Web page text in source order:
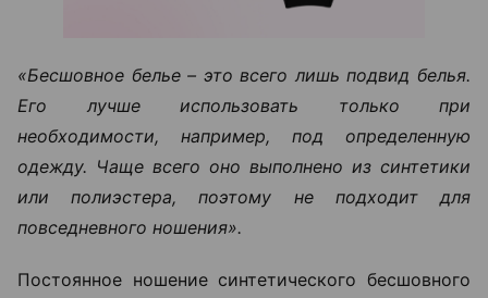
«Бесшовное белье – это всего лишь подвид белья.
Его лучше использовать только при
необходимости, например, под определенную
одежду. Чаще всего оно выполнено из синтетики
или полиэстера, поэтому не подходит для
повседневного ношения».
Постоянное ношение синтетического бесшовного